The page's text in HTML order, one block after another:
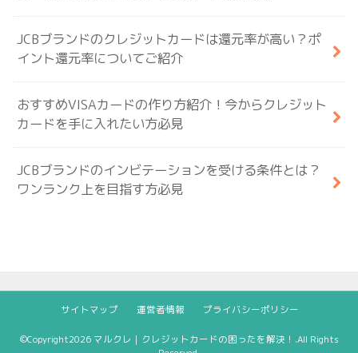
JCBブランドのクレジットカードは還元率が高い？ポ
イント還元率についてご紹介
おすすめVISAカードの作り方紹介！今からクレジット
カードを手に入れたい方必見
JCBブランドのインビテーションを受ける条件とは？
ワンランク上を目指す方必見
サイトマップ 運営者情報 プライバシーポリシー
©Copyright2026 マルクレ｜クレジットカードの困ったを解決！ .All Rights